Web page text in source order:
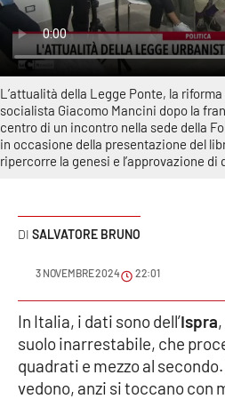
Sanità
Sport
Cultura
Podcast
Meteo
VIDEO
Ambiente
L’attualità della Legge Ponte, la
socialista Giacomo Mancini dopo la
centro di un incontro nella sede della
in occasione della presentazione del
ripercorre la genesi e l’approvazione
SALVATORE BRUNO
3 NOVEMBRE 2024 22:01
In Italia, i dati sono dell’Ispra
suolo inarrestabile, che
quadrati e mezzo al
vedono, anzi si toccano con